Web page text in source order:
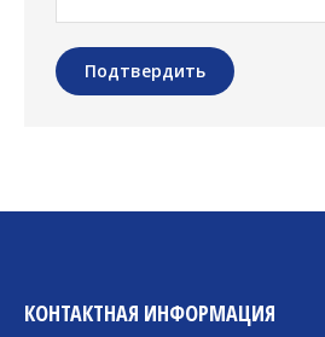
Подтвердить
КОНТАКТНАЯ ИНФОРМАЦИЯ